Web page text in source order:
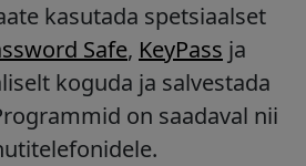
kasutada spetsiaalset
Safe, KeyPass ja
koguda ja salvestada
on saadaval nii